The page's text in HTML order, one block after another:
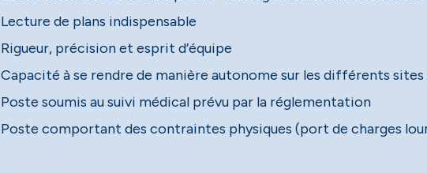
Lecture de plans indispensable
Rigueur, précision et esprit d’équipe
Capacité à se rendre de manière autonome sur les différents
Poste soumis au suivi médical prévu par la réglementation
Poste comportant des contraintes physiques (port de charges